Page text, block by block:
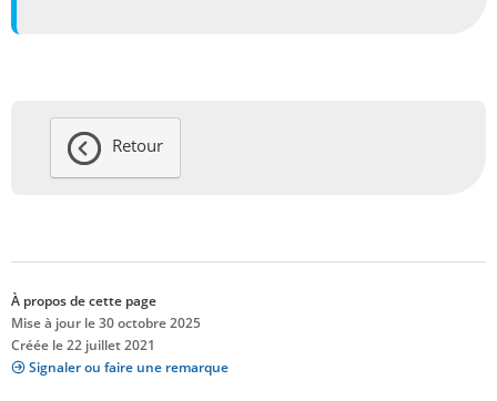
Retour
À propos de cette page
Mise à jour le 30 octobre 2025
Créée le 22 juillet 2021
Signaler ou faire une remarque